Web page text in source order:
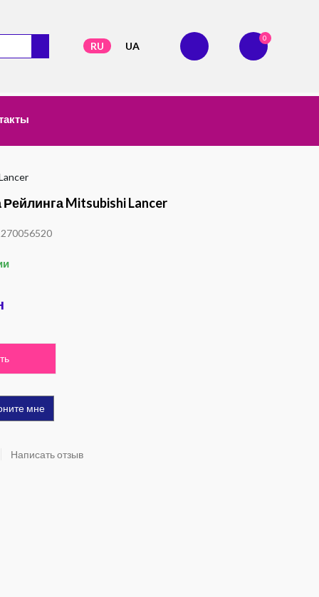
RU UA
0
Mitsubishi Lancer
мне
Написать отзыв